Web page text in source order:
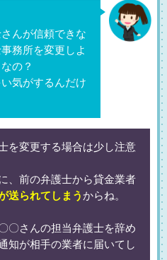
んが信頼できな
務所を変更しよ
の？
気がするんだけ
を変更する場合は少し注意
、前の弁護士から貸金業者
送られてしまうからね。
〇さんの担当弁護士を辞め
知が相手の業者に届いてし